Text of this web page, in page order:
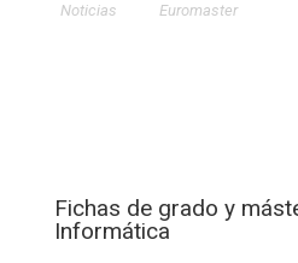
Noticias Euromaster
Fichas de grado y
Informática